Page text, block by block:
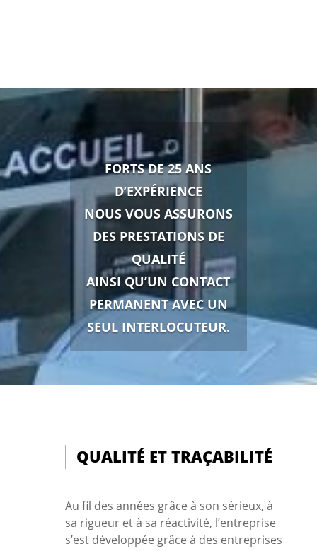
FORTS DE 25 ANS
D’EXPÉRIENCE
NOUS VOUS ASSURONS
DES PRESTATIONS DE
QUALITÉ
AINSI QU’UN CONTACT
PERMANENT AVEC UN
SEUL INTERLOCUTEUR.
QUALITÉ ET TRAÇABILITÉ
Au fil des années grâce à son sérieux, à
sa rigueur et à sa réactivité, l’entreprise
s’est développée grâce à des entreprises